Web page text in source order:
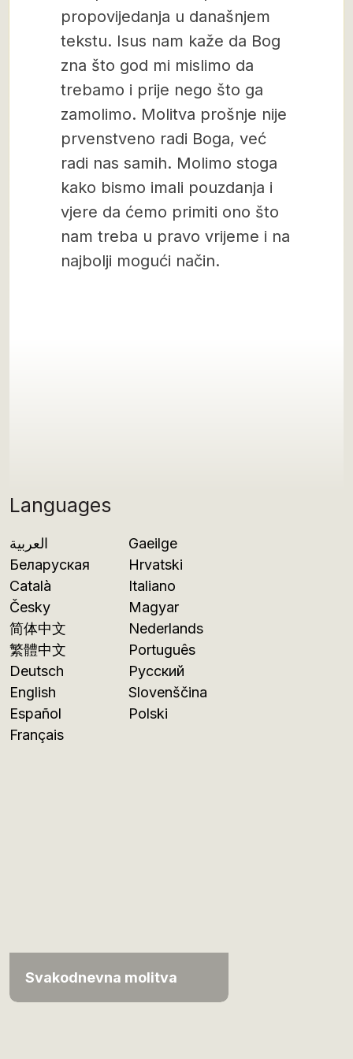
Languages
العربية
Беларуская
Català
Česky
简体中文
繁體中文
Deutsch
English
Español
Français
Gaeilge
Hrvatski
Italiano
Magyar
Nederlands
Português
Русский
Slovenščina
Polski
Svakodnevna molitva
propovijedanja u današnjem
tekstu. Isus nam kaže da Bog
zna što god mi mislimo da
trebamo i prije nego što ga
zamolimo. Molitva prošnje nije
prvenstveno radi Boga, već
radi nas samih. Molimo stoga
kako bismo imali pouzdanja i
vjere da ćemo primiti ono što
nam treba u pravo vrijeme i na
najbolji mogući način.